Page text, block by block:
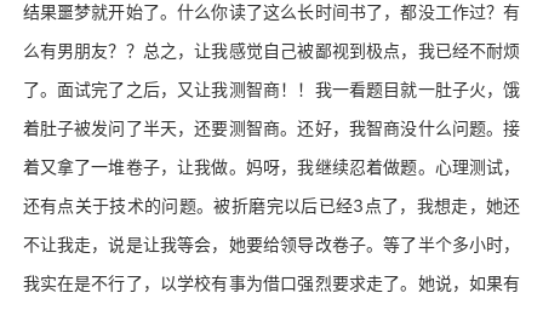
结果噩梦就开始了。什么你读了这么长时间书了，都没工作过？有
么有男朋友？？总之，让我感觉自己被鄙视到极点，我已经不耐烦
了。面试完了之后，又让我测智商！！我一看题目就一肚子火，饿
着肚子被发问了半天，还要测智商。还好，我智商没什么问题。接
着又拿了一堆卷子，让我做。妈呀，我继续忍着做题。心理测试，
还有点关于技术的问题。被折磨完以后已经3点了，我想走，她还
不让我走，说是让我等会，她要给领导改卷子。等了半个多小时，
我实在是不行了，以学校有事为借口强烈要求走了。她说，如果有